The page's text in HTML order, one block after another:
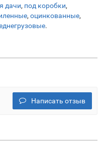
дачи, под коробки,
, оцинкованные,
.
Написать отзыв